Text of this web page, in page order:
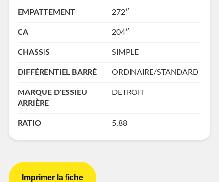
EMPATTEMENT 272″
CA 204″
CHASSIS SIMPLE
DIFFÉRENTIEL BARRÉ ORDINAIRE/STANDARD
MARQUE D'ESSIEU
ARRIÈRE
DETROIT
RATIO 5.88
Imprimer la fiche